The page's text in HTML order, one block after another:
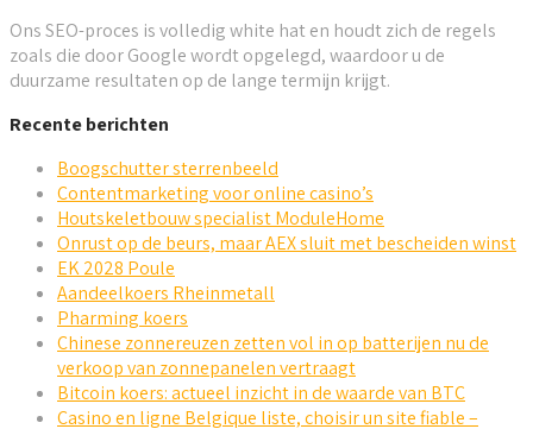
Ons SEO-proces is volledig white hat en houdt zich de regels
zoals die door Google wordt opgelegd, waardoor u de
duurzame resultaten op de lange termijn krijgt.
Recente berichten
Boogschutter sterrenbeeld
Contentmarketing voor online casino’s
Houtskeletbouw specialist ModuleHome
Onrust op de beurs, maar AEX sluit met bescheiden winst
EK 2028 Poule
Aandeelkoers Rheinmetall
Pharming koers
Chinese zonnereuzen zetten vol in op batterijen nu de
verkoop van zonnepanelen vertraagt
Bitcoin koers: actueel inzicht in de waarde van BTC
Casino en ligne Belgique liste, choisir un site fiable –